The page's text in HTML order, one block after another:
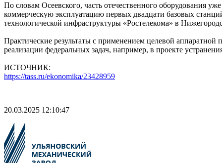
По словам Осеевского, часть отечественного оборудования
коммерческую эксплуатацию первых двадцати базовых
технологической инфраструктуры «Ростелекома» в
Практические результаты с применением целевой
реализации федеральных задач, например, в проекте
ИСТОЧНИК:
https://tass.ru/ekonomika/23428959
20.03.2025 12:10:47